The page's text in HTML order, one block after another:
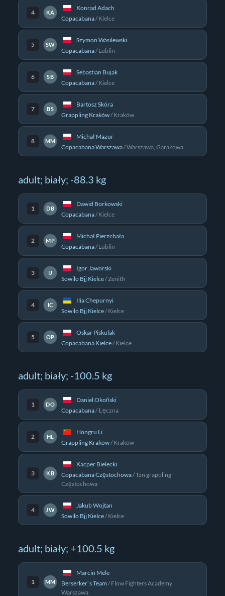
4 KA
Konrad Adach
Copacabana/Kielce
5 SW
Szymon Wasilewski
Copacabana/Lublin
6 SB
Sebastian Bujak
Copacabana/Kielce
7 BS
Bartosz Skóra
Grappling Kraków/Kraków
8 MM
Michał Mazur
Copacabana Warszawa/Warszawa, Garażowa
adult; biały; -88.3 kg
1 DB
Dawid Borkowski
Copacabana/Kielce
2 MP
Michał Pierzchała
Copacabana/Lublin
3 IJ
Igor Jaworski
Sowilo Bjj Kielce/Zenith
4 IC
Ilia Chepurnyi
Sowilo Bjj Kielce/Kielce
5 OP
Oskar Piskulak
Copacabana Kielce/Kielce
adult; biały; -100.5 kg
1 DO
Daniel Okoński
Copacabana/Łęczna
2 HL
Hongru Li
Grappling Kraków/Kraków
3 KB
Kacper Bielecki
Copacabana Częstochowa/Tzn grappling
Częstochowa
4 JW
Jakub Wojtan
Sowilo Bjj Kielce/Kielce
adult; biały; +100.5 kg
1 MM
Marcin Mele
Berserker`s Team /Flow Fighters Academy
Warszawa